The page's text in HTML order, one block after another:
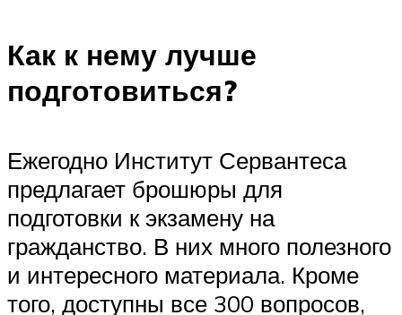
Как к нему лучше
подготовиться?
Ежегодно Институт Сервантеса
предлагает брошюры для
подготовки к экзамену на
гражданство. В них много полезного
и интересного материала. Кроме
того, доступны все 300 вопросов,